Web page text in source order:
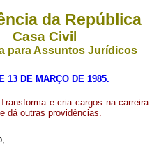
da República
Casa Civil
para Assuntos Jurídicos
13 DE MARÇO DE 1985.
Transforma e cria cargos na
e dá outras providências.